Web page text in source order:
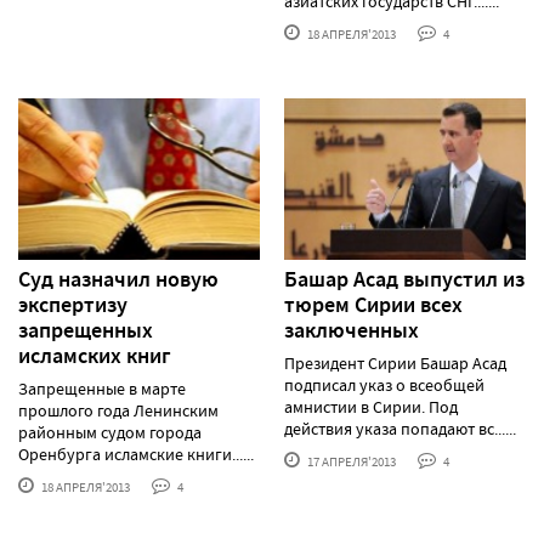
18 АПРЕЛЯ'2013 4
Суд назначил новую
экспертизу
запрещенных
исламских книг
Запрещенные в марте
прошлого года Ленинским
районным судом города
Оренбурга исламские книги......
18 АПРЕЛЯ'2013 4
Башар Асад выпустил из
тюрем Сирии всех
заключенных
Президент Сирии Башар Асад
подписал указ о всеобщей
амнистии в Сирии. Под
действия указа попадают вс......
17 АПРЕЛЯ'2013 4